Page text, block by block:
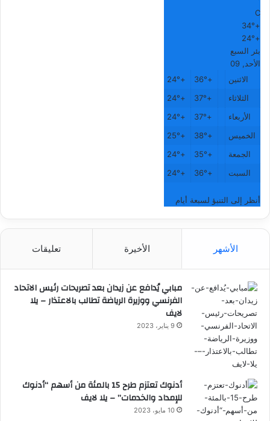
C
+
34°
+
24°
بئر السبع
الأحد, 09
الاثنين
+
36°
+
24°
الثلاثاء
+
37°
+
24°
الأربعاء
+
37°
+
24°
الخميس
+
38°
+
25°
الجمعة
+
35°
+
24°
السبت
+
36°
+
24°
أنظر إلى التنبؤ لسبعة أيام
الأشهر الأخيرة تعليقات
مبابي يُدافع عن زيدان بعد تصريحات رئيس الاتحاد
الفرنسي ووزيرة الرياضة تطالب بالاعتذار – يلا
لايف
9 يناير، 2023
أدنوك تعتزم طرح 15 بالمئة من أسهم “أدنوك
للإمداد والخدمات” – يلا لايف
10 مايو، 2023